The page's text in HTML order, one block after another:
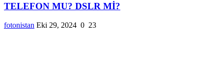
TELEFON MU? DSLR Mİ?
fotonistan Eki 29, 2024 0 23